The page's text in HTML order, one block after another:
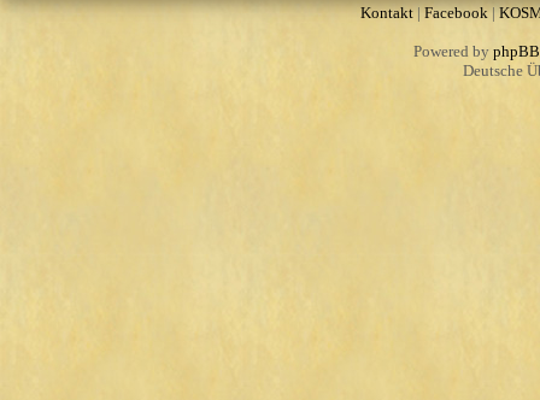
Kontakt| Facebook|
Powered by phpBB
Deutsche